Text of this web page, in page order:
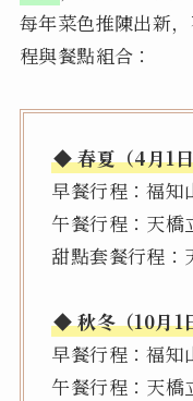
每年菜色推陳出新
程與餐點組合：
◆ 春夏（4月1
早餐行程：福
午餐行程：天
甜點套餐行程
◆ 秋冬（10月1
早餐行程：福
午餐行程：天